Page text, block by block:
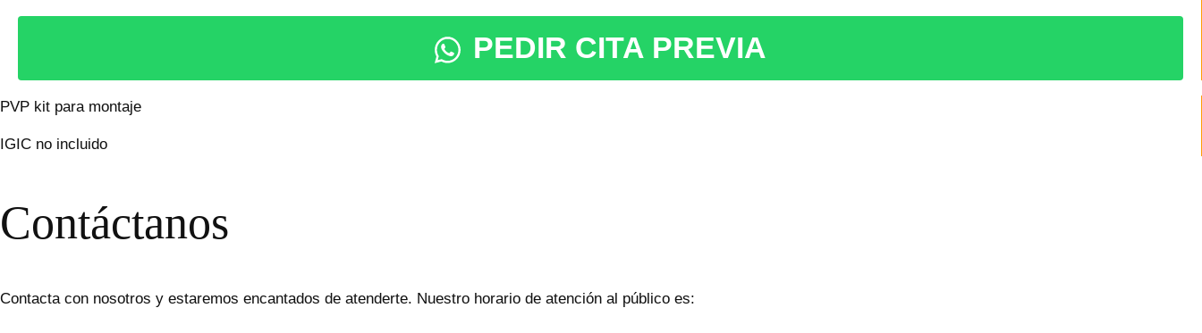
PEDIR CITA PREVIA
PVP kit para montaje
IGIC no incluido
Contáctanos
Contacta con nosotros y estaremos encantados de atenderte. Nuestro horario de atención al público es: